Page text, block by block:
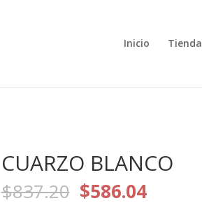
Inicio Tienda
CUARZO BLANCO
$837.20 El
$586.04El